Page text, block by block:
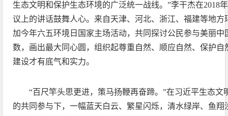
生态文明和保护生态环境的广泛统一战线。”李干杰在2018
议上的讲话鼓舞人心。来自天津、河北、浙江、福建等地
加今年六五环境日国家主场活动，共同探讨公民参与美丽
数，画出最大同心圆，组织起尊重自然、顺应自然、保护
建设才有底气和实力。
“百尺竿头思更进，策马扬鞭再奋蹄。”在习近平生态文
的共同参与下，一幅蓝天白云、繁星闪烁，清水绿岸、鱼